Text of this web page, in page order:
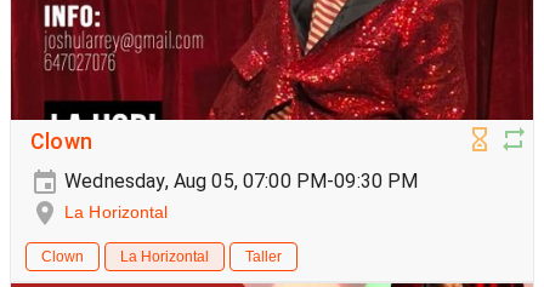
Clown
Wednesday, Aug 05, 07:00 PM-09:30 PM
La Horizontal
Clown La Horizontal Taller